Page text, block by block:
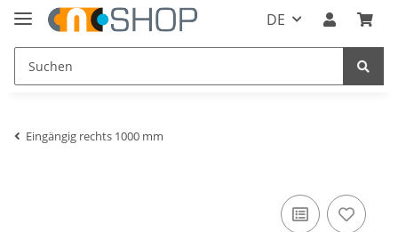
DE
Eingängig rechts 1000 mm